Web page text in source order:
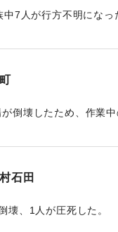
7人が行方不明になっ
倒壊したため、作業
石田
壊、1人が圧死した。